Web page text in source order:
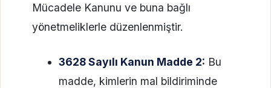
Mücadele Kanunu ve buna bağlı
yönetmeliklerle düzenlenmiştir.
3628 Sayılı Kanun Madde 2: Bu
madde, kimlerin mal bildiriminde